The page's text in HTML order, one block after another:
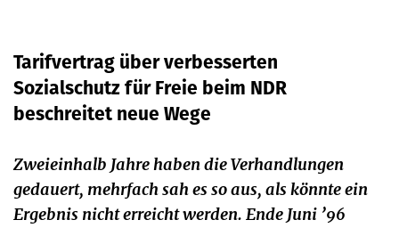
Tarifvertrag über verbesserten
Sozialschutz für Freie beim NDR
beschreitet neue Wege
Zweieinhalb Jahre haben die Verhandlungen
gedauert, mehrfach sah es so aus, als könnte ein
Ergebnis nicht erreicht werden. Ende Juni ’96